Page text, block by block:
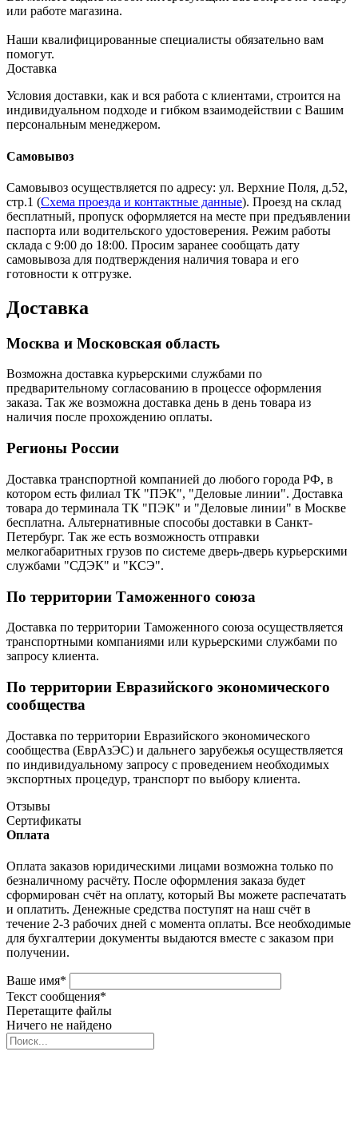
или работе магазина.
Наши квалифицированные специалисты обязательно вам
помогут.
Доставка
Условия доставки, как и вся работа с клиентами, строится на
индивидуальном подходе и гибком взаимодействии с Вашим
персональным менеджером.
Самовывоз
Самовывоз осуществляется по адресу: ул. Верхние Поля, д.52,
стр.1 (Схема проезда и контактные данные). Проезд на склад
бесплатный, пропуск оформляется на месте при предъявлении
паспорта или водительского удостоверения. Режим работы
склада с 9:00 до 18:00. Просим заранее сообщать дату
самовывоза для подтверждения наличия товара и его
готовности к отгрузке.
Доставка
Москва и Московская область
Возможна доставка курьерскими службами по
предварительному согласованию в процессе оформления
заказа. Так же возможна доставка день в день товара из
наличия после прохождению оплаты.
Регионы России
Доставка транспортной компанией до любого города РФ, в
котором есть филиал ТК "ПЭК", "Деловые линии". Доставка
товара до терминала ТК "ПЭК" и "Деловые линии" в Москве
бесплатна. Альтернативные способы доставки в Санкт-
Петербург. Так же есть возможность отправки
мелкогабаритных грузов по системе дверь-дверь курьерскими
службами "СДЭК" и "КСЭ".
По территории Таможенного союза
Доставка по территории Таможенного союза осуществляется
транспортными компаниями или курьерскими службами по
запросу клиента.
По территории Евразийского экономического
сообщества
Доставка по территории Евразийского экономического
сообщества (ЕврАзЭС) и дальнего зарубежья осуществляется
по индивидуальному запросу с проведением необходимых
экспортных процедур, транспорт по выбору клиента.
Отзывы
Сертификаты
Оплата
Оплата заказов юридическими лицами возможна только по
безналичному расчёту. После оформления заказа будет
сформирован счёт на оплату, который Вы можете распечатать
и оплатить. Денежные средства поступят на наш счёт в
течение 2-3 рабочих дней с момента оплаты. Все необходимые
для бухгалтерии документы выдаются вместе с заказом при
получении.
Ваше имя*
Текст сообщения*
Перетащите файлы
Ничего не найдено